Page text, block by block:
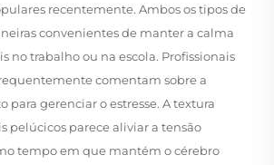
recentemente. Ambos os tipos de
convenientes de manter a calma
no trabalho ou na escola. Profissionais
comentam sobre a
para gerenciar o estresse. A textura
pelúcicos parece aliviar a tensão
tempo em que mantém o cérebro